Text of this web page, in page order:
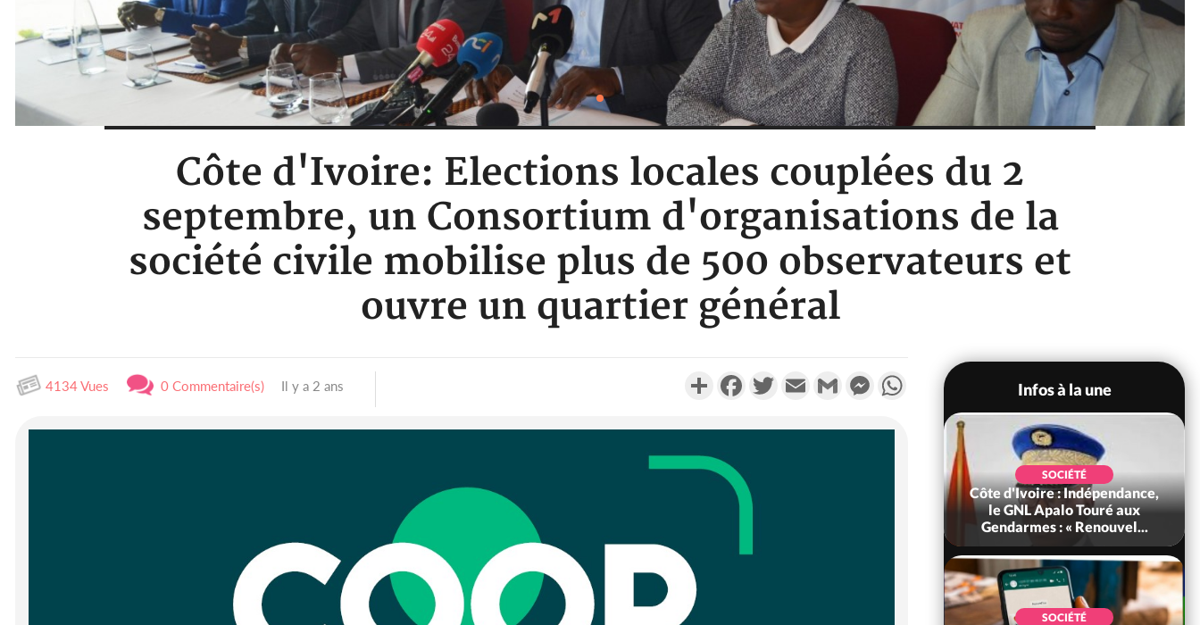
Côte d'Ivoire: Elections locales couplées du 2
septembre, un Consortium d'organisations de la
société civile mobilise plus de 500 observateurs et
ouvre un quartier général
4134 Vues 0 Commentaire(s) Il y a 2 ans PartagerFacebookTwitterEmail Gmail MessengerWhatsApp
Infos à la une
Côte d'Ivoire : Stocks
sociétés coopératives et
POLITIQUE
Côte d'Ivoire : Face au
nouvvel ordre mondial,
SOCIÉTÉ
Côte d'Ivoire : Indépendance,
le GNL Apalo Touré aux
Gendarmes : « Renouvel...
SOCIÉTÉ